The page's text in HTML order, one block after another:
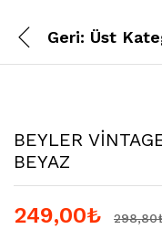
Geri: Üst
BEYLER
BEYAZ
249,00₺ 298,80